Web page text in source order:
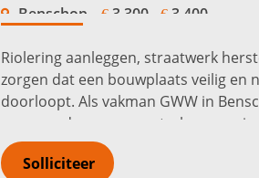
Benschop
€3.300 - €3.400
Riolering aanleggen, straatwerk
zorgen dat een bouwplaats veilig en
doorloopt. Als vakman GWW in
aan grond-, weg- en
regio. Je pakt rioleringswerk,
verderSolliciteer